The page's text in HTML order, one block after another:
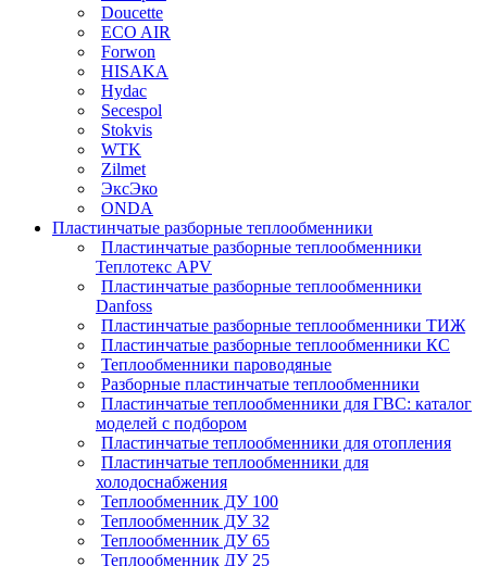
Doucette
ECO AIR
Forwon
HISAKA
Hydac
Secespol
Stokvis
WTK
Zilmet
ЭксЭко
ONDA
Пластинчатые разборные теплообменники
Пластинчатые разборные теплообменники
Теплотекс APV
Пластинчатые разборные теплообменники
Danfoss
Пластинчатые разборные теплообменники ТИЖ
Пластинчатые разборные теплообменники КC
Теплообменники пароводяные
Разборные пластинчатые теплообменники
Пластинчатые теплообменники для ГВС: каталог
моделей с подбором
Пластинчатые теплообменники для отопления
Пластинчатые теплообменники для
холодоснабжения
Теплообменник ДУ 100
Теплообменник ДУ 32
Теплообменник ДУ 65
Теплообменник ДУ 25